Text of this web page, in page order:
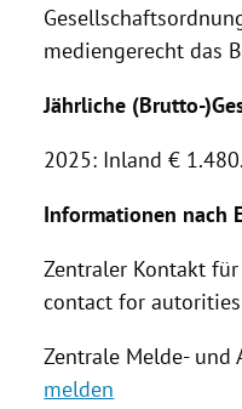
mediengerecht das
Jährliche (Brutto-
2025: Inland €
Informationen nach
Zentraler Kontakt
contact for
Zentrale Melde-
melden